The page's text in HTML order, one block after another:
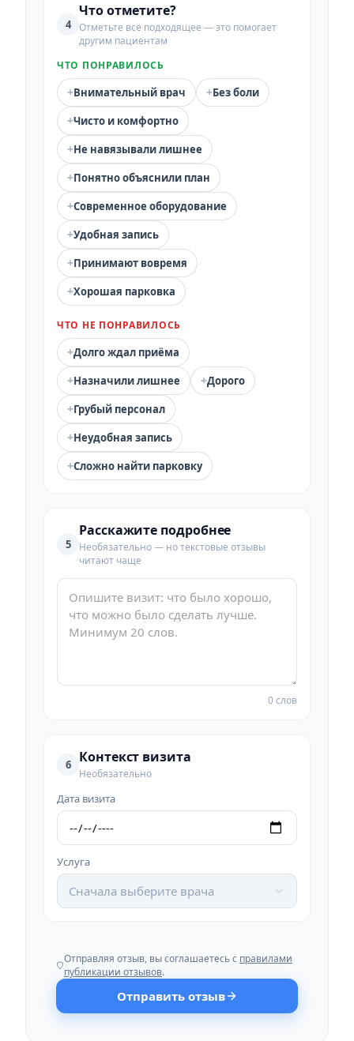
4
Что отметите?
Отметьте всё подходящее — это помогает
другим пациентам
ЧТО ПОНРАВИЛОСЬ
+Внимательный врач +Без боли
+Чисто и комфортно
+Не навязывали лишнее
+Понятно объяснили план
+Современное оборудование
+Удобная запись
+Принимают вовремя
+Хорошая парковка
ЧТО НЕ ПОНРАВИЛОСЬ
+Долго ждал приёма
+Назначили лишнее +Дорого
+Грубый персонал
+Неудобная запись
+Сложно найти парковку
5
Расскажите подробнее
Необязательно — но текстовые отзывы
читают чаще
0 слов
6 Контекст визита
Необязательно
Дата визита
Услуга
Сначала выберите врача
Отправляя отзыв, вы соглашаетесь с правилами
публикации отзывов.
Отправить отзыв